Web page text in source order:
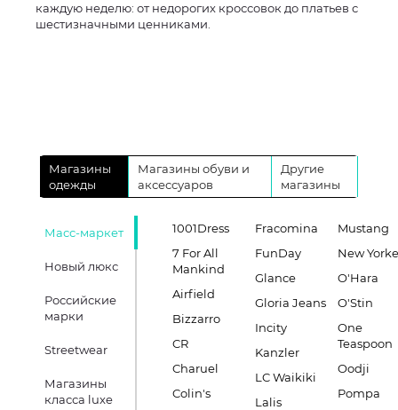
каждую неделю: от недорогих кроссовок до платьев с
шестизначными ценниками.
Магазины
одежды
Магазины обуви и
аксессуаров
Другие
магазины
Масс-маркет
Новый люкс
Российские
марки
Streetwear
Магазины
класса luxe
1001Dress
7 For All
Mankind
Airfield
Bizzarro
CR
Charuel
Colin's
Fracomina
FunDay
Glance
Gloria Jeans
Incity
Kanzler
LC Waikiki
Lalis
Mustang
New
O'Hara
O'Stin
One
Teaspoon
Oodji
Pompa